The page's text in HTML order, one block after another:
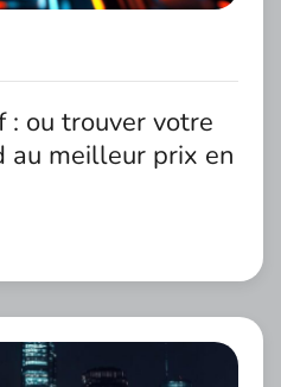
: ou trouver votre
au meilleur prix en